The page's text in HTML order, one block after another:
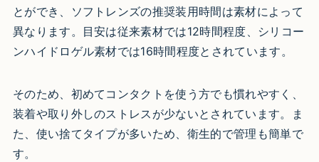
とができ、ソフトレンズの推奨装用時間は素材によって
異なります。目安は従来素材では12時間程度、シリコー
ンハイドロゲル素材では16時間程度とされています。
そのため、初めてコンタクトを使う方でも慣れやすく、
装着や取り外しのストレスが少ないとされています。ま
た、使い捨てタイプが多いため、衛生的で管理も簡単で
す。